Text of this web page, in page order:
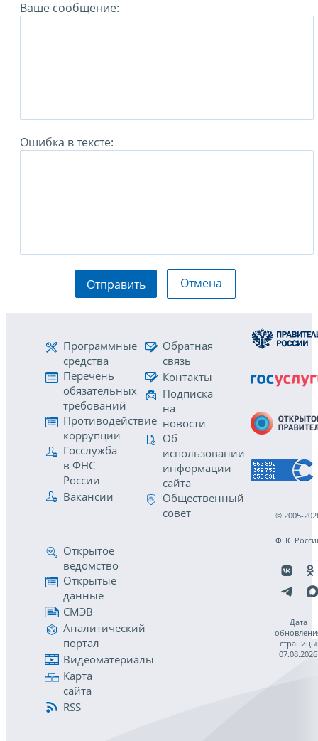
Ваше сообщение:
Ошибка в тексте:
Отправить Отмена
Программные
средства
Перечень
обязательных
требований
Противодействие
коррупции
Госслужба
в ФНС
России
Вакансии
Обратная
связь
Контакты
Подписка
на
новости
Об
использовании
информации
сайта
Общественный
совет
Открытое
ведомство
Открытые
данные
СМЭВ
Аналитический
портал
Видеоматериалы
Карта
сайта
RSS
© 2005-
ФНС
Дата
страницы
07.08.2026